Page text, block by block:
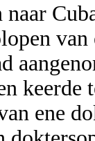
ene